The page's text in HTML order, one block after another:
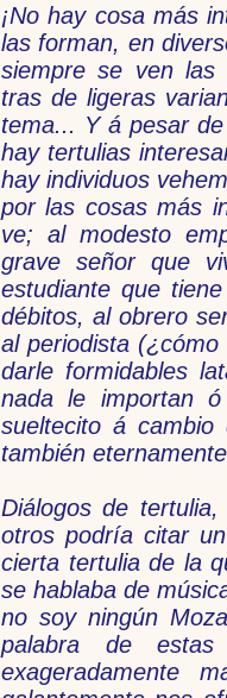
¡No hay cosa más
las forman, en
siempre se ven las
tras de ligeras
tema... Y á pesar
hay tertulias
hay individuos
por las cosas más
ve; al modesto
grave señor que
estudiante que
débitos, al obrero
al periodista
darle formidables
nada le importan
sueltecito á
también
Diálogos de
otros podría citar
cierta tertulia de la
se hablaba de
no soy ningún
palabra de
exageradamente